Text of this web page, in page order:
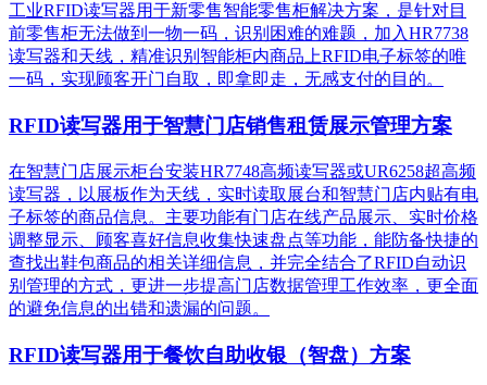
工业RFID读写器用于新零售智能零售柜解决方案，是针对目
前零售柜无法做到一物一码，识别困难的难题，加入HR7738
读写器和天线，精准识别​智能柜内商品上RFID电子标签的唯
一码，实现顾客开门自取，即拿即走，无感支付的目的。
RFID读写器用于智慧门店销售租赁展示管理方案
在智慧门店展示柜台安装HR7748高频读写器或UR6258超高频
读写器，以展板作为天线，实时读取展台和智慧门店内贴有电
子标签的商品信息。主要功能有门店在线产品展示、实时价格
调整显示、顾客喜好信息收集快速盘点等功能，能防备快捷的
查找出鞋包商品的相关详细信息，并完全结合了RFID自动识
别管理的方式，更进一步提高门店数据管理工作效率，更全面
的避免信息的出错和遗漏的问题。
RFID读写器用于餐饮自助收银（智盘）方案